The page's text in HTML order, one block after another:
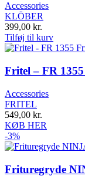
Accessories
KLÖBER
399,00 kr.
Tilføj til kurv
Fritel – FR
Accessories
FRITEL
549,00 kr.
KØB HER
-3%
Frituregryde